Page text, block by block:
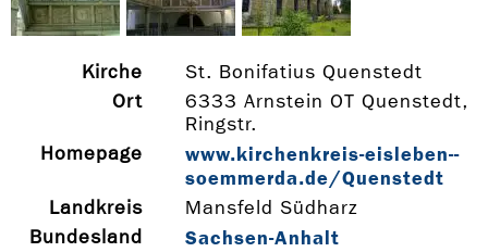
Kirche
St. Bonifatius Quenstedt
Ort
6333 Arnstein OT Quenstedt,
Ringstr.
Homepage
www.kirchenkreis-­eisleben-­
soemmerda.de/Quenstedt
Landkreis
Mansfeld Südharz
Bundesland
Sachsen-Anhalt